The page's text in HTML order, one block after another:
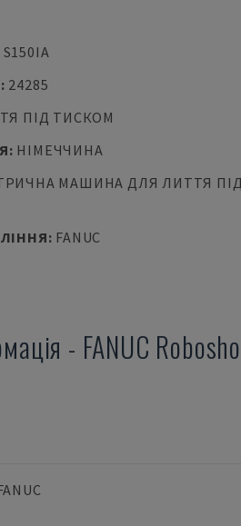
: 24285
ПІД ТИСКОМ
: НІМЕЧЧИНА
МАШИНА ДЛЯ ЛИТТЯ
: FANUC
- FANUC